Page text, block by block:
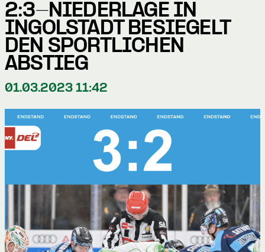
2:3-NIEDERLAGE IN
INGOLSTADT BESIEGELT
DEN SPORTLICHEN
ABSTIEG
01.03.2023 11:42